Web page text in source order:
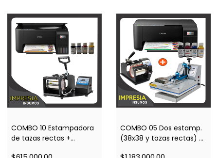
COMBO 10 Estampadora
de tazas rectas +
COMBO 05 Dos estamp.
(38x38 y tazas rectas) +